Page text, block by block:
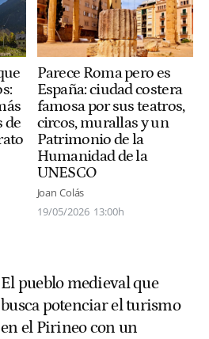
de
Parece Roma pero es
España: ciudad costera
famosa por sus teatros,
circos, murallas y un
Patrimonio de la
Humanidad de la
UNESCO
Joan Colás
19/05/2026 13:00h
El pueblo medieval que
busca potenciar el turismo
en el Pirineo con un